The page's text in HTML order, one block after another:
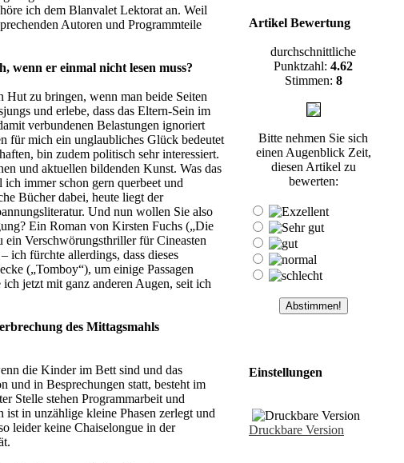
ich dem Blanvalet Lektorat an. Weil
Autoren und Programmteile
wenn er einmal nicht lesen muss?
Hut zu bringen, wenn man beide Seiten
und erlebe, dass das Eltern-Sein im
verbundenen Belastungen ignoriert
für mich ein unglaubliches Glück bedeutet
bin zudem politisch sehr interessiert.
und aktuellen bildenden Kunst. Was das
immer schon gern querbeet und
Bücher dabei, heute liegt der
Und nun wollen Sie also
Ein Roman von Kirsten Fuchs („Die
Verschwörungsthriller für Cineasten
ich fürchte allerdings, dass dieses
(„Tomboy“), um einige Passagen
jetzt mit ganz anderen Augen, seit ich
des Mittagsmahls
die Kinder im Bett sind und das
in Besprechungen statt, besteht im
Stelle stehen Programmarbeit und
in unzählige kleine Phasen zerlegt und
leider keine Chaiselongue in der
Artikel Bewertung
durchschnittliche
Punktzahl: 4.62
Stimmen: 8
Bitte nehmen Sie sich
einen Augenblick Zeit,
diesen Artikel zu
bewerten:
Einstellungen
Druckbare Version